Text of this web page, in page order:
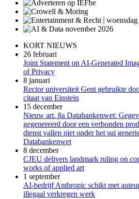
KORT NIEUWS
26 februari
Joint Statement on AI-Generated
of Privacy
8 januari
Rector universiteit Gent gebruikte
citaat van Einstein
15 december
Nieuw art. 8a Databankenwet:
gegenereerd door een verbonden
dienst vallen niet onder het sui
Databankenwet
8 december
CJEU delivers landmark ruling on
works of applied art
1 september
AI-bedrijf Anthropic schikt met
illegaal verkregen werk